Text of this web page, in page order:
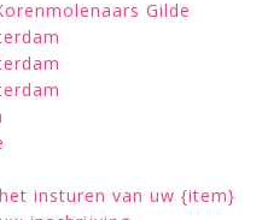
Gilde
insturen van uw {item}